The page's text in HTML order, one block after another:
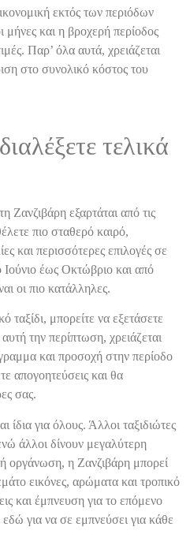
εκτός των περιόδων
μήνες και η βροχερή περίοδος
Παρ’ όλα αυτά, χρειάζεται
στο συνολικό κόστος του
τελικά
Ζανζιβάρη εξαρτάται από τις
πιο σταθερό καιρό,
και περισσότερες επιλογές σε
Ιούνιο έως Οκτώβριο και από
οι πιο κατάλληλες.
ταξίδι, μπορείτε να εξετάσετε
την περίπτωση, χρειάζεται
και προσοχή στην περίοδο
απογοητεύσεις και θα
σας.
ίδια για όλους. Άλλοι ταξιδιώτες
άλλοι δίνουν μεγαλύτερη
η Ζανζιβάρη μπορεί
εικόνες, αρώματα και τροπικό
και έμπνευση για το επόμενο
εδώ για να σε εμπνεύσει για κάθε